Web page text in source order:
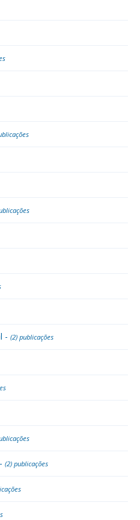
- (2) publicações
(2) publicações